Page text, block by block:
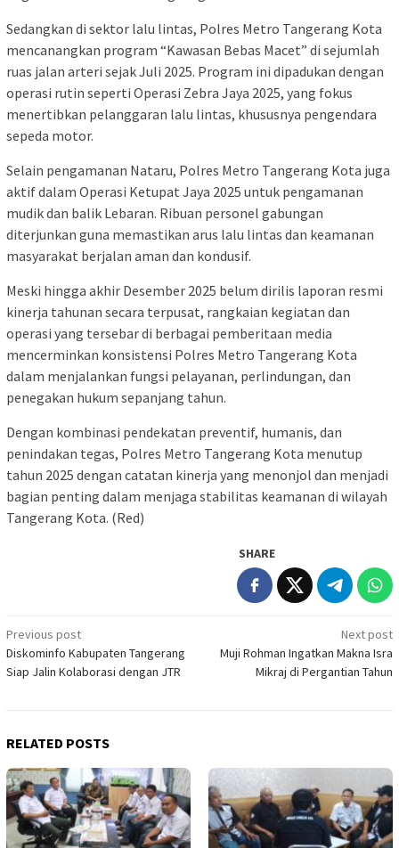
Sedangkan di sektor lalu lintas, Polres Metro Tangerang Kota
mencanangkan program “Kawasan Bebas Macet” di sejumlah
ruas jalan arteri sejak Juli 2025. Program ini dipadukan dengan
operasi rutin seperti Operasi Zebra Jaya 2025, yang fokus
menertibkan pelanggaran lalu lintas, khususnya pengendara
sepeda motor.
Selain pengamanan Nataru, Polres Metro Tangerang Kota juga
aktif dalam Operasi Ketupat Jaya 2025 untuk pengamanan
mudik dan balik Lebaran. Ribuan personel gabungan
diterjunkan guna memastikan arus lalu lintas dan keamanan
masyarakat berjalan aman dan kondusif.
Meski hingga akhir Desember 2025 belum dirilis laporan resmi
kinerja tahunan secara terpusat, rangkaian kegiatan dan
operasi yang tersebar di berbagai pemberitaan media
mencerminkan konsistensi Polres Metro Tangerang Kota
dalam menjalankan fungsi pelayanan, perlindungan, dan
penegakan hukum sepanjang tahun.
Dengan kombinasi pendekatan preventif, humanis, dan
penindakan tegas, Polres Metro Tangerang Kota menutup
tahun 2025 dengan catatan kinerja yang menonjol dan menjadi
bagian penting dalam menjaga stabilitas keamanan di wilayah
Tangerang Kota. (Red)
SHARE
Post
navigation
Previous post
Diskominfo Kabupaten Tangerang
Siap Jalin Kolaborasi dengan JTR
Next post
Muji Rohman Ingatkan Makna Isra
Mikraj di Pergantian Tahun
RELATED POSTS